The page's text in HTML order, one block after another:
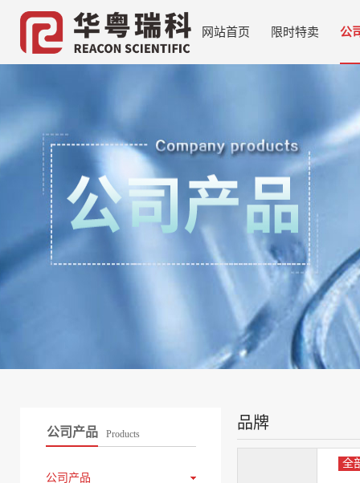
网站首页 限时特卖 公
公司产品 Products
公司产品
品牌
全